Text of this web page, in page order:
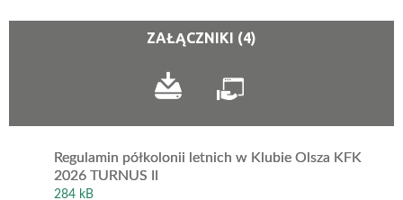
ZAŁĄCZNIKI (4)
Regulamin półkolonii letnich w Klubie Olsza KFK
2026 TURNUS II
284 kB